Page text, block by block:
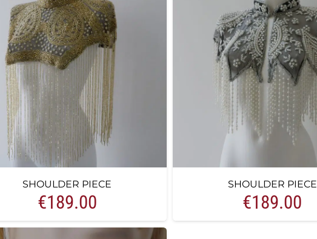
SHOULDER PIECE
€189.00
SHOULDER PIECE
€189.00